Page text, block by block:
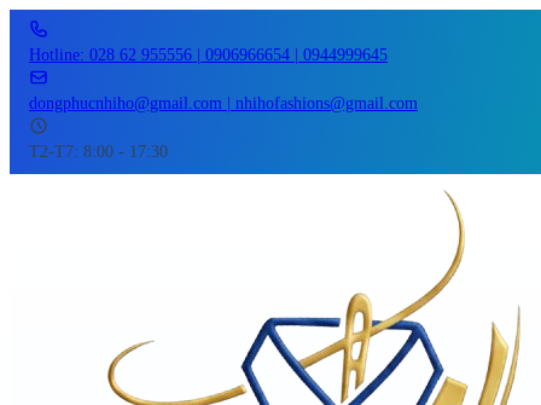
Hotline: 028 62 955556 | 0906966654 | 0944999645
dongphucnhiho@gmail.com | nhihofashions@gmail.com
T2-T7: 8:00 - 17:30